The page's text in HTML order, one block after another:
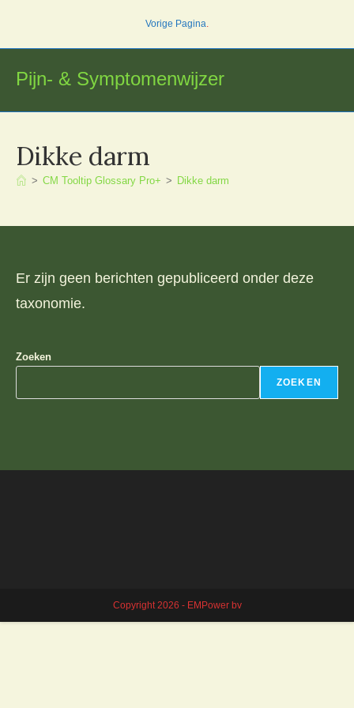
inhoud
Vorige Pagina.
Pijn- & Symptomenwijzer
Dikke darm
> CM Tooltip Glossary Pro+ > Dikke darm
Er zijn geen berichten gepubliceerd onder deze
taxonomie.
Zoeken
ZOEKEN
Copyright 2026 - EMPower bv